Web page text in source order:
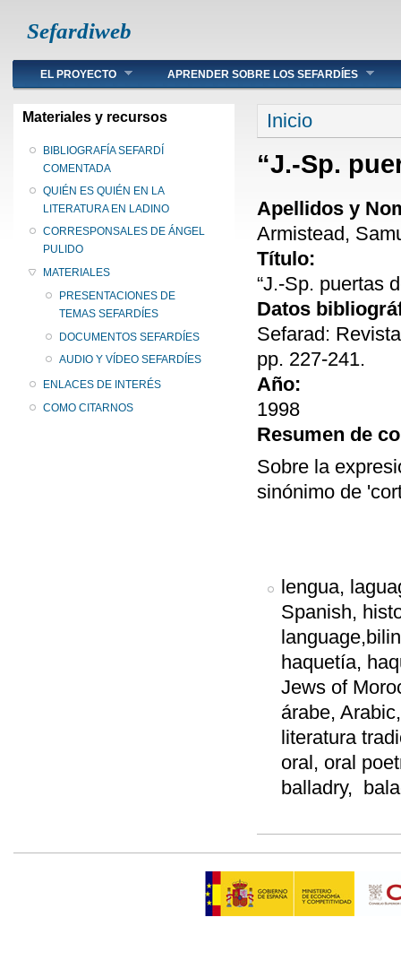
Sefardiweb
Main menu
EL PROYECTO APRENDER SOBRE LOS SEFARDÍES
Materiales y recursos
BIBLIOGRAFÍA SEFARDÍ
COMENTADA
QUIÉN ES QUIÉN EN LA
LITERATURA EN LADINO
CORRESPONSALES DE ÁNGEL
PULIDO
MATERIALES
PRESENTACIONES DE
TEMAS SEFARDÍES
DOCUMENTOS SEFARDÍES
AUDIO Y VÍDEO SEFARDÍES
ENLACES DE INTERÉS
COMO CITARNOS
Se encuentra
Inicio
“J.-Sp.
Apellidos y
Armistead,
Título:
“J.-Sp. puertas
Datos
Sefarad:
pp. 227-241.
Año:
1998
Resumen de
Sobre la
sinónimo de
lengua,
Spanish,
haquetía,
Jews of
árabe,
literatura
oral, oral
balladry,